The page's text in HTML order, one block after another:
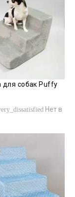
для собак Puffy
Нет в